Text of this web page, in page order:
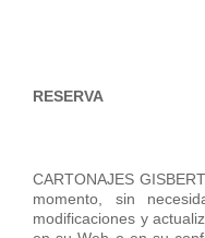
RESERVA
CARTONAJES
momento, sin
modificaciones y